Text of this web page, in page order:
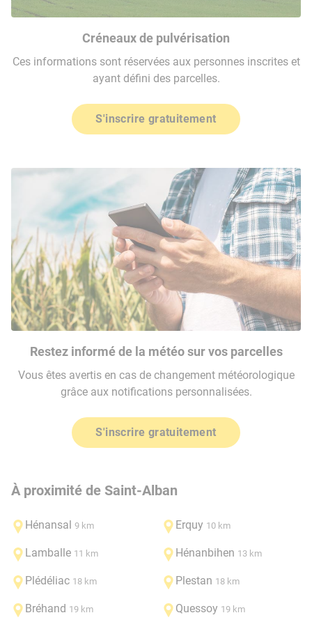
Créneaux de pulvérisation
Ces informations sont réservées aux personnes inscrites et
ayant défini des parcelles.
S'inscrire gratuitement
Restez informé de la météo sur vos parcelles
Vous êtes avertis en cas de changement météorologique
grâce aux notifications personnalisées.
S'inscrire gratuitement
À proximité de Saint-Alban
Hénansal 9 km Erquy 10 km
Lamballe 11 km Hénanbihen 13 km
Plédéliac 18 km Plestan 18 km
Bréhand 19 km Quessoy 19 km